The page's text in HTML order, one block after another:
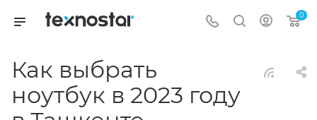
0
Как выбрать
ноутбук в 2023 году